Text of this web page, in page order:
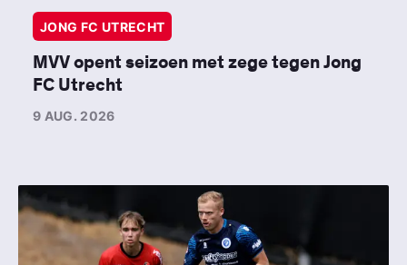
JONG FC UTRECHT
MVV opent seizoen met zege tegen Jong
FC Utrecht
9 AUG. 2026